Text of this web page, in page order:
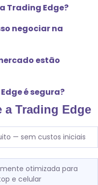
Trading Edge?
negociar na
estão
é segura?
a Trading Edge
— sem custos iniciais
otimizada para
e celular